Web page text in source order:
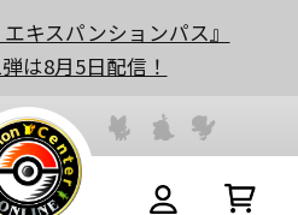
キスパンションパス』
は8月5日配信！